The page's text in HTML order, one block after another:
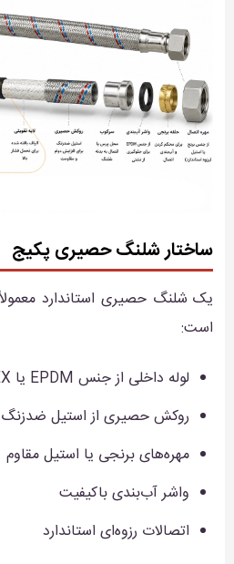
ساختار شلنگ حصیری پکیج
یک شلنگ حصیری استاندارد
است:
لوله داخلی از جنس EPDM یا PEX با مقاومت بالا
روکش حصیری از استیل ضدزنگ
مهره‌های برنجی یا استیل مقاوم
واشر آب‌بندی باکیفیت
اتصالات رزوه‌ای استاندارد